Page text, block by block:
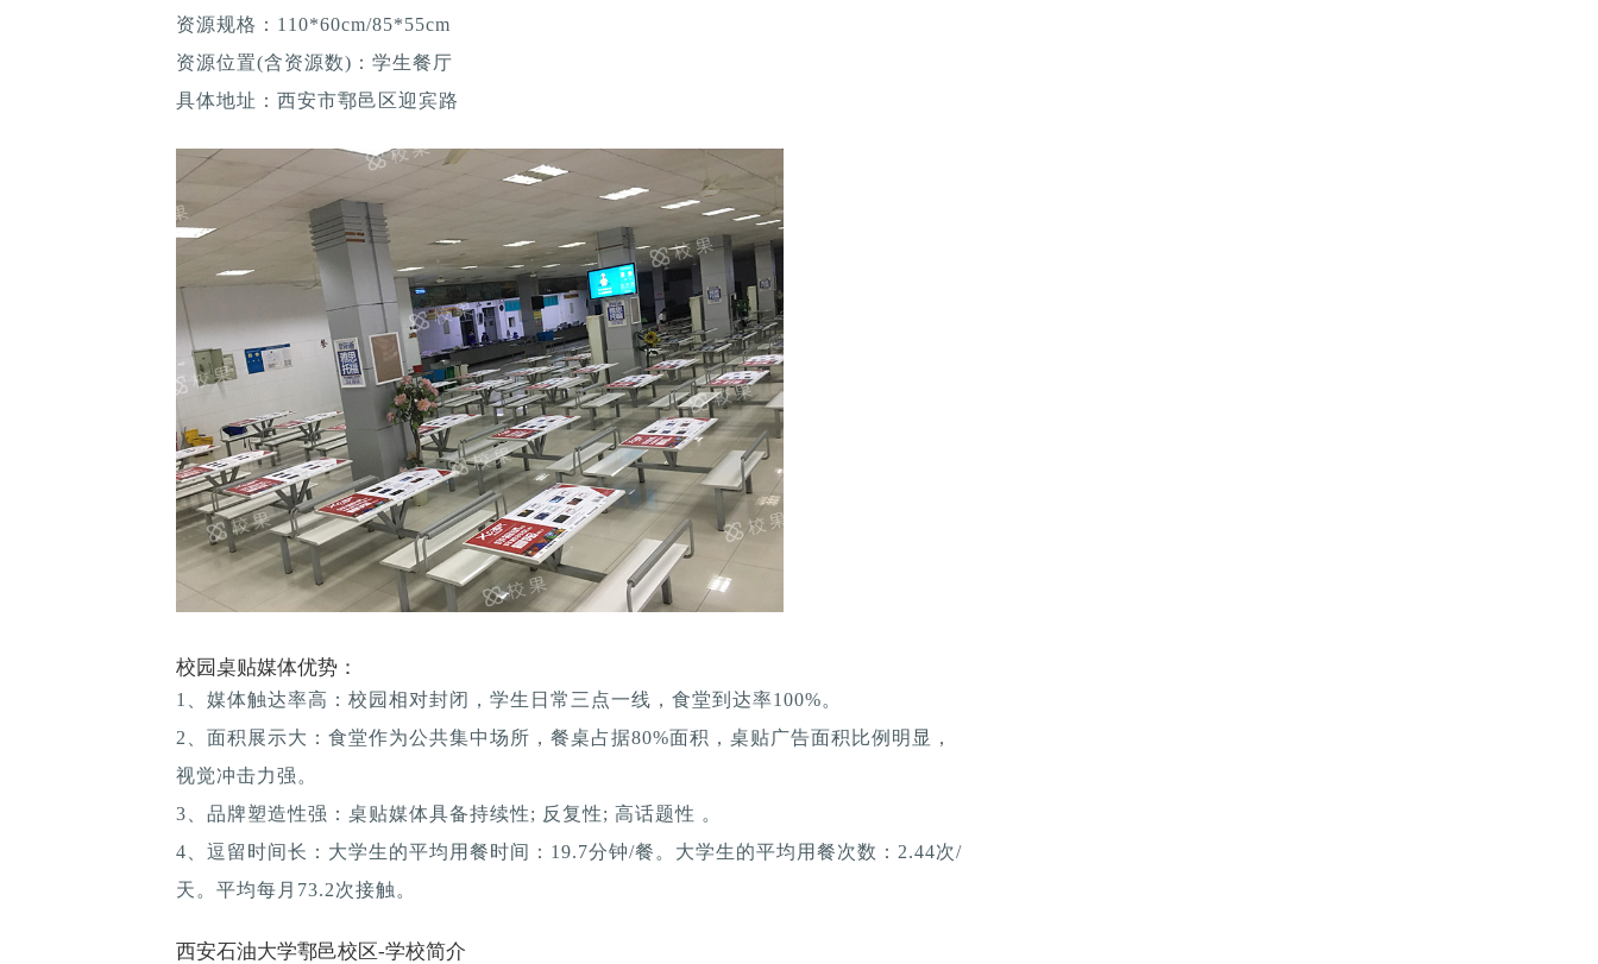
资源规格：110*60cm/85*55cm
资源位置(含资源数)：学生餐厅
具体地址：西安市鄠邑区迎宾路
校园桌贴媒体优势：
1、媒体触达率高：校园相对封闭，学生日常三点一线，食堂到达率100%。
2、面积展示大：食堂作为公共集中场所，餐桌占据80%面积，桌贴广告面积比例明显，
视觉冲击力强。
3、品牌塑造性强：桌贴媒体具备持续性; 反复性; 高话题性 。
4、逗留时间长：大学生的平均用餐时间：19.7分钟/餐。大学生的平均用餐次数：2.44次/
天。平均每月73.2次接触。
西安石油大学鄠邑校区-学校简介